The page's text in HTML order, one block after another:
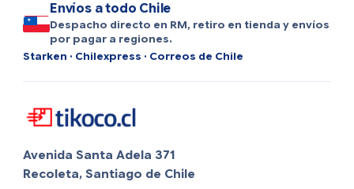
Envíos a todo Chile
Despacho directo en RM, retiro en tienda y envíos
por pagar a regiones.
Starken · Chilexpress · Correos de Chile
Avenida Santa Adela 371
Recoleta, Santiago de Chile